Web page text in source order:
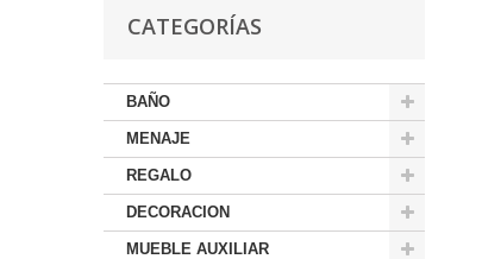
CATEGORÍAS
BAÑO
MENAJE
REGALO
DECORACION
MUEBLE AUXILIAR